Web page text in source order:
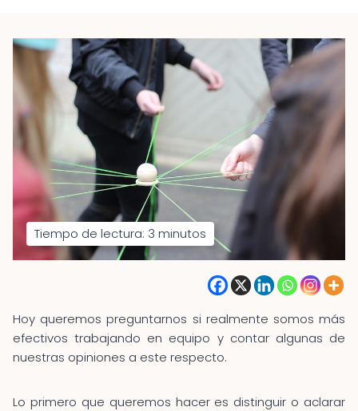
Tiempo de lectura: 3 minutos
Hoy queremos preguntarnos si realmente somos más
efectivos trabajando en equipo y contar algunas de
nuestras opiniones a este respecto.
Lo primero que queremos hacer es distinguir o aclarar